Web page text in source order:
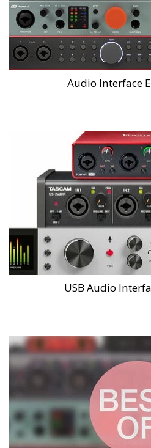
Audio Interface
USB Audio